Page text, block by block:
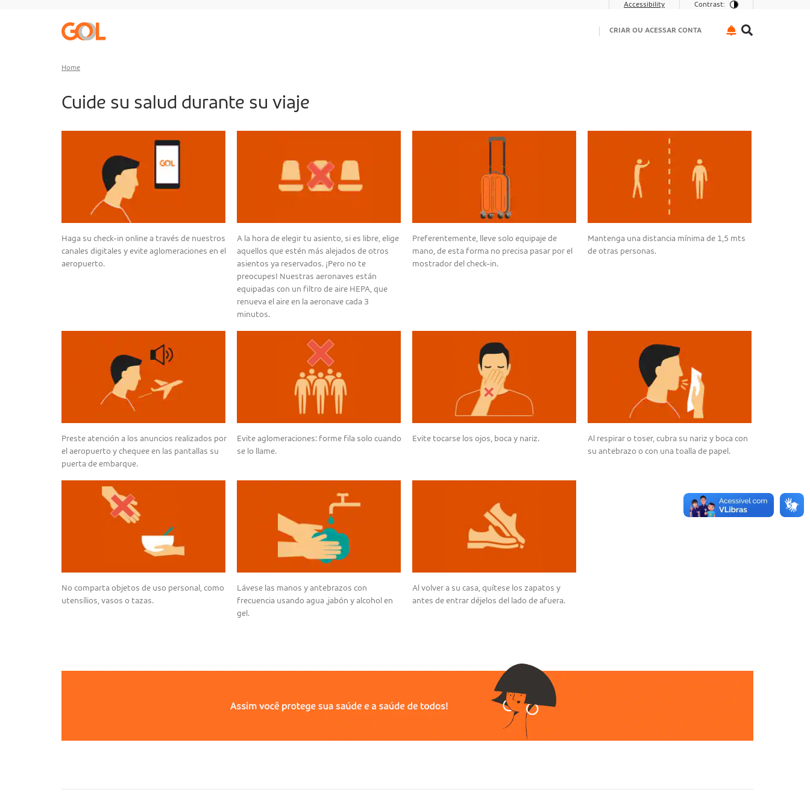
Accessibility Contrast:
CRIAR OU ACESSAR CONTA
Home
Cuide su salud durante su viaje
Haga su check-in online a través de nuestros
canales digitales y evite aglomeraciones en el
aeropuerto.
A la hora de elegir tu asiento, si es libre, elige
aquellos que estén más alejados de otros
asientos ya reservados. ¡Pero no te
preocupes! Nuestras aeronaves están
equipadas con un filtro de aire HEPA, que
renueva el aire en la aeronave cada 3
minutos.
Preferentemente, lleve solo equipaje de
mano, de esta forma no precisa pasar por el
mostrador del check-in.
Mantenga una distancia mínima de 1,5 mts
de otras personas.
Preste atención a los anuncios realizados por
el aeropuerto y chequee en las pantallas su
puerta de embarque.
Evite aglomeraciones: forme fila solo cuando
se lo llame.
Evite tocarse los ojos, boca y nariz.
Al respirar o toser, cubra su nariz y boca con
su antebrazo o con una toalla de papel.
No comparta objetos de uso personal, como
utensílios, vasos o tazas.
Lávese las manos y antebrazos con
frecuencia usando agua ,jabón y alcohol en
gel.
Al volver a su casa, quítese los zapatos y
antes de entrar déjelos del lado de afuera.